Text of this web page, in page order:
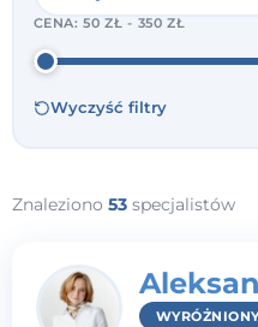
CENA:50 ZŁ - 350 ZŁ
Wyczyść filtry
Znaleziono 53 specjalistów